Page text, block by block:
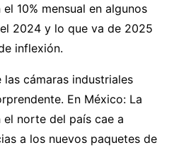
10% mensual en algunos
2024 y lo que va de 2025
inflexión.
cámaras industriales
En México: La
norte del país cae a
a los nuevos paquetes de